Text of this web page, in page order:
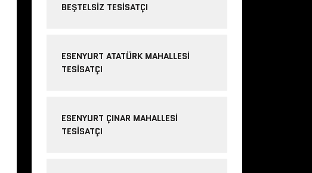
BEŞTELSIZ TESISATÇI
ESENYURT ATATÜRK MAHALLESI
TESISATÇI
ESENYURT ÇINAR MAHALLESI
TESISATÇI